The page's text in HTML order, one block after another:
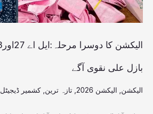
بازل علی نقوی آگے
الیکشن الیکشن 2026 تازہ ترین کشمیر ڈیجیٹل
عارف،
بازل
علی
آگے